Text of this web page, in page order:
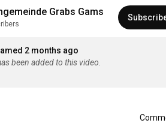
Grabs Gams
2 months ago
been added to this video.